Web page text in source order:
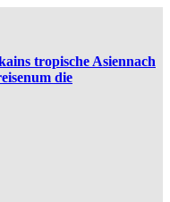
ins tropische Asiennach
um die